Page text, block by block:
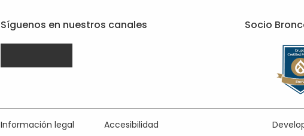
Síguenos en nuestros canales
JavaliJavaliJavali
Socio
Información legal Accesibilidad